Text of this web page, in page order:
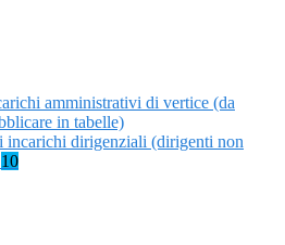
amministrativi di vertice (da
in tabelle)
incarichi dirigenziali (dirigenti non
10